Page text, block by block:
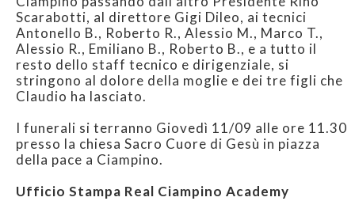
Scarabotti, al direttore Gigi Dileo, ai tecnici
Antonello B., Roberto R., Alessio M., Marco T.,
Alessio R., Emiliano B., Roberto B., e a tutto il
resto dello staff tecnico e dirigenziale, si
stringono al dolore della moglie e dei tre figli che
Claudio ha lasciato.
I funerali si terranno Giovedì 11/09 alle ore 11.30
presso la chiesa Sacro Cuore di Gesù in piazza
della pace a Ciampino.
Ufficio Stampa Real Ciampino Academy